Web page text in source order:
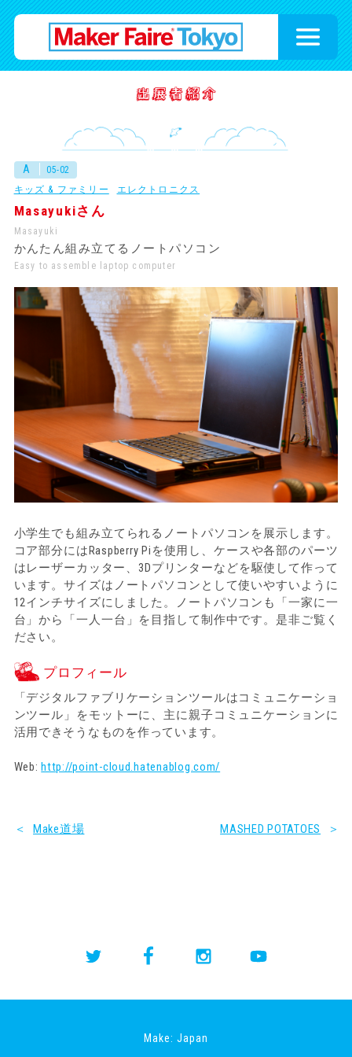
A
05-02
キッズ & ファミリー
エレクトロニクス
Masayukiさん
Masayuki
かんたん組み立てるノートパソコン
Easy to assemble laptop computer
小学生でも組み立てられるノートパソコンを展示します。
コア部分にはRaspberry Piを使用し、ケースや各部のパーツ
はレーザーカッター、3Dプリンターなどを駆使して作って
います。サイズはノートパソコンとして使いやすいように
12インチサイズにしました。ノートパソコンも「一家に一
台」から「一人一台」を目指して制作中です。是非ご覧く
ださい。
プロフィール
「デジタルファブリケーションツールはコミュニケーショ
ンツール」をモットーに、主に親子コミュニケーションに
活用できそうなものを作っています。
Web:http://point-cloud.hatenablog.com/
＜ Make道場 MASHED POTATOES ＞
Make: Japan